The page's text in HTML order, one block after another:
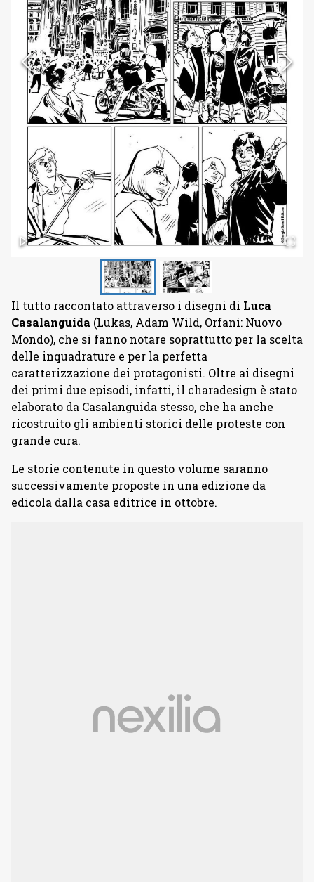
Il tutto raccontato attraverso i disegni di Luca
Casalanguida (Lukas, Adam Wild, Orfani: Nuovo
Mondo), che si fanno notare soprattutto per la scelta
delle inquadrature e per la perfetta
caratterizzazione dei protagonisti. Oltre ai disegni
dei primi due episodi, infatti, il charadesign è stato
elaborato da Casalanguida stesso, che ha anche
ricostruito gli ambienti storici delle proteste con
grande cura.
Le storie contenute in questo volume saranno
successivamente proposte in una edizione da
edicola dalla casa editrice in ottobre.